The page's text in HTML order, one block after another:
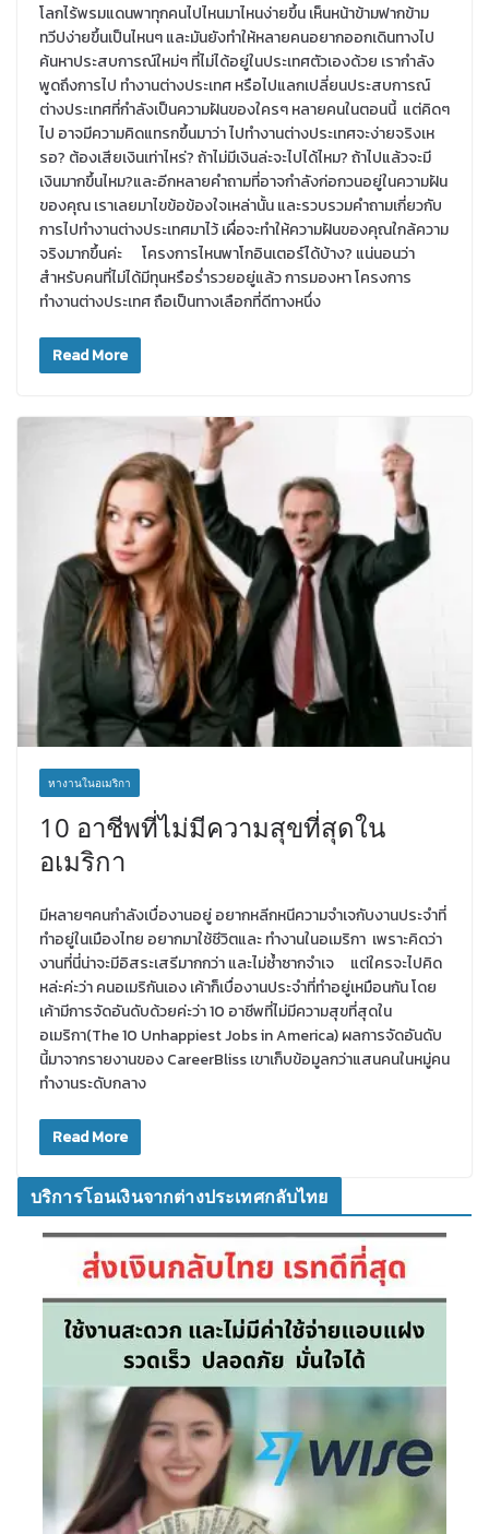
โลกไร้พรมแดนพาทุกคนไปไหนมาไหนง่ายขึ้น เห็นหน้าข้ามฟากข้าม
ทวีปง่ายขึ้นเป็นไหนๆ และมันยังทำให้หลายคนอยากออกเดินทางไป
ค้นหาประสบการณ์ใหม่ๆ ที่ไม่ได้อยู่ในประเทศตัวเองด้วย เรากำลัง
พูดถึงการไป ทำงานต่างประเทศ หรือไปแลกเปลี่ยนประสบการณ์
ต่างประเทศที่กำลังเป็นความฝันของใครๆ หลายคนในตอนนี้ แต่คิดๆ
ไป อาจมีความคิดแทรกขึ้นมาว่า ไปทำงานต่างประเทศจะง่ายจริงเห
รอ? ต้องเสียเงินเท่าไหร่? ถ้าไม่มีเงินล่ะจะไปได้ไหม? ถ้าไปแล้วจะมี
เงินมากขึ้นไหม?และอีกหลายคำถามที่อาจกำลังก่อกวนอยู่ในความฝัน
ของคุณ เราเลยมาไขข้อข้องใจเหล่านั้น และรวบรวมคำถามเกี่ยวกับ
การไปทำงานต่างประเทศมาไว้ เผื่อจะทำให้ความฝันของคุณใกล้ความ
จริงมากขึ้นค่ะ โครงการไหนพาโกอินเตอร์ได้บ้าง? แน่นอนว่า
สำหรับคนที่ไม่ได้มีทุนหรือร่ำรวยอยู่แล้ว การมองหา โครงการ
ทำงานต่างประเทศ ถือเป็นทางเลือกที่ดีทางหนึ่ง
Read More
หางานในอเมริกา
10 อาชีพที่ไม่มีความสุขที่สุดใน
อเมริกา
มีหลายๆคนกำลังเบื่องานอยู่ อยากหลีกหนีความจำเจกับงานประจำที่
ทำอยู่ในเมืองไทย อยากมาใช้ชีวิตและ ทำงานในอเมริกา เพราะคิดว่า
งานที่นี่น่าจะมีอิสระเสรีมากกว่า และไม่ซ้ำซากจำเจ แต่ใครจะไปคิด
หล่ะค่ะว่า คนอเมริกันเอง เค้าก็เบื่องานประจำที่ทำอยู่เหมือนกัน โดย
เค้ามีการจัดอันดับด้วยค่ะว่า 10 อาชีพที่ไม่มีความสุขที่สุดใน
อเมริกา(The 10 Unhappiest Jobs in America) ผลการจัดอันดับ
นี้มาจากรายงานของ CareerBliss เขาเก็บข้อมูลกว่าแสนคนในหมู่คน
ทำงานระดับกลาง
Read More
บริการโอนเงินจากต่างประเทศกลับไทย